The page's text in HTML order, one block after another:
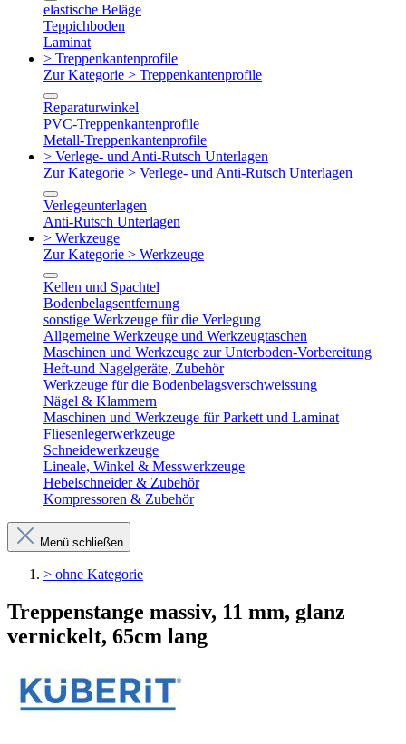
elastische Beläge
Teppichboden
Laminat
> Treppenkantenprofile
Zur Kategorie > Treppenkantenprofile
Reparaturwinkel
PVC-Treppenkantenprofile
Metall-Treppenkantenprofile
> Verlege- und Anti-Rutsch Unterlagen
Zur Kategorie > Verlege- und Anti-Rutsch Unterlagen
Verlegeunterlagen
Anti-Rutsch Unterlagen
> Werkzeuge
Zur Kategorie > Werkzeuge
Kellen und Spachtel
Bodenbelagsentfernung
sonstige Werkzeuge für die Verlegung
Allgemeine Werkzeuge und Werkzeugtaschen
Maschinen und Werkzeuge zur Unterboden-Vorbereitung
Heft-und Nagelgeräte, Zubehör
Werkzeuge für die Bodenbelagsverschweissung
Nägel & Klammern
Maschinen und Werkzeuge für Parkett und Laminat
Fliesenlegerwerkzeuge
Schneidewerkzeuge
Lineale, Winkel & Messwerkzeuge
Hebelschneider & Zubehör
Kompressoren & Zubehör
Menü schließen
> ohne Kategorie
Treppenstange massiv, 11 mm, glanz
vernickelt, 65cm lang